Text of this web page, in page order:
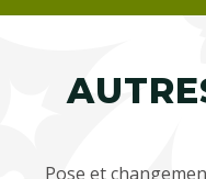
Pose et